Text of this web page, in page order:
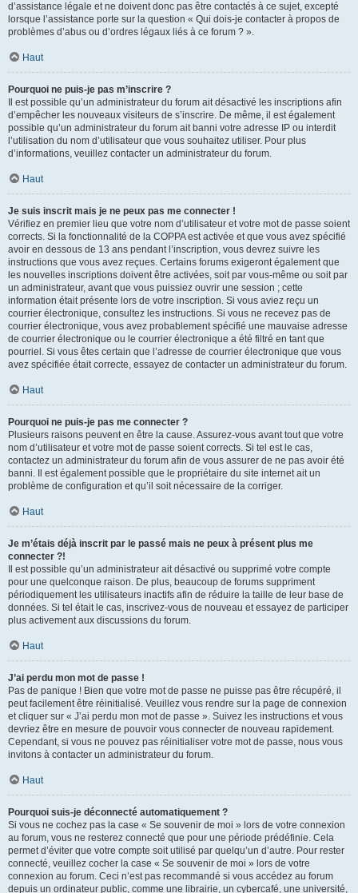
d’assistance légale et ne doivent donc pas être contactés à ce sujet, excepté
lorsque l’assistance porte sur la question « Qui dois-je contacter à propos de
problèmes d’abus ou d’ordres légaux liés à ce forum ? ».
Haut
Pourquoi ne puis-je pas m’inscrire ?
Il est possible qu’un administrateur du forum ait désactivé les inscriptions afin
d’empêcher les nouveaux visiteurs de s’inscrire. De même, il est également
possible qu’un administrateur du forum ait banni votre adresse IP ou interdit
l’utilisation du nom d’utilisateur que vous souhaitez utiliser. Pour plus
d’informations, veuillez contacter un administrateur du forum.
Haut
Je suis inscrit mais je ne peux pas me connecter !
Vérifiez en premier lieu que votre nom d’utilisateur et votre mot de passe soient
corrects. Si la fonctionnalité de la COPPA est activée et que vous avez spécifié
avoir en dessous de 13 ans pendant l’inscription, vous devrez suivre les
instructions que vous avez reçues. Certains forums exigeront également que
les nouvelles inscriptions doivent être activées, soit par vous-même ou soit par
un administrateur, avant que vous puissiez ouvrir une session ; cette
information était présente lors de votre inscription. Si vous aviez reçu un
courrier électronique, consultez les instructions. Si vous ne recevez pas de
courrier électronique, vous avez probablement spécifié une mauvaise adresse
de courrier électronique ou le courrier électronique a été filtré en tant que
pourriel. Si vous êtes certain que l’adresse de courrier électronique que vous
avez spécifiée était correcte, essayez de contacter un administrateur du forum.
Haut
Pourquoi ne puis-je pas me connecter ?
Plusieurs raisons peuvent en être la cause. Assurez-vous avant tout que votre
nom d’utilisateur et votre mot de passe soient corrects. Si tel est le cas,
contactez un administrateur du forum afin de vous assurer de ne pas avoir été
banni. Il est également possible que le propriétaire du site internet ait un
problème de configuration et qu’il soit nécessaire de la corriger.
Haut
Je m’étais déjà inscrit par le passé mais ne peux à présent plus me
connecter ?!
Il est possible qu’un administrateur ait désactivé ou supprimé votre compte
pour une quelconque raison. De plus, beaucoup de forums suppriment
périodiquement les utilisateurs inactifs afin de réduire la taille de leur base de
données. Si tel était le cas, inscrivez-vous de nouveau et essayez de participer
plus activement aux discussions du forum.
Haut
J’ai perdu mon mot de passe !
Pas de panique ! Bien que votre mot de passe ne puisse pas être récupéré, il
peut facilement être réinitialisé. Veuillez vous rendre sur la page de connexion
et cliquer sur « J’ai perdu mon mot de passe ». Suivez les instructions et vous
devriez être en mesure de pouvoir vous connecter de nouveau rapidement.
Cependant, si vous ne pouvez pas réinitialiser votre mot de passe, nous vous
invitons à contacter un administrateur du forum.
Haut
Pourquoi suis-je déconnecté automatiquement ?
Si vous ne cochez pas la case « Se souvenir de moi » lors de votre connexion
au forum, vous ne resterez connecté que pour une période prédéfinie. Cela
permet d’éviter que votre compte soit utilisé par quelqu’un d’autre. Pour rester
connecté, veuillez cocher la case « Se souvenir de moi » lors de votre
connexion au forum. Ceci n’est pas recommandé si vous accédez au forum
depuis un ordinateur public, comme une librairie, un cybercafé, une université,